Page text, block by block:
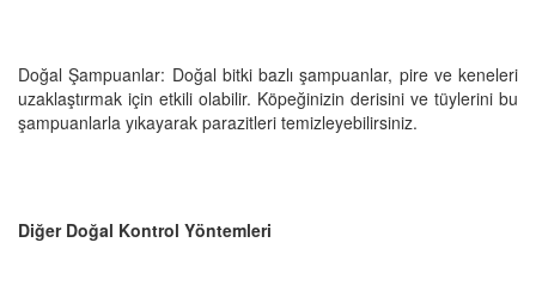
Doğal Şampuanlar: Doğal bitki bazlı şampuanlar, pire ve keneleri
uzaklaştırmak için etkili olabilir. Köpeğinizin derisini ve tüylerini bu
şampuanlarla yıkayarak parazitleri temizleyebilirsiniz.
Diğer Doğal Kontrol Yöntemleri